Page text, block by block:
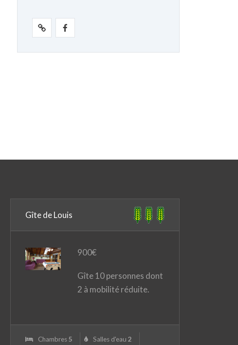
Gîte de Louis
900€
Gîte 10 personnes dont
2 à mobilité réduite.
Chambres5 Salles d'eau 2